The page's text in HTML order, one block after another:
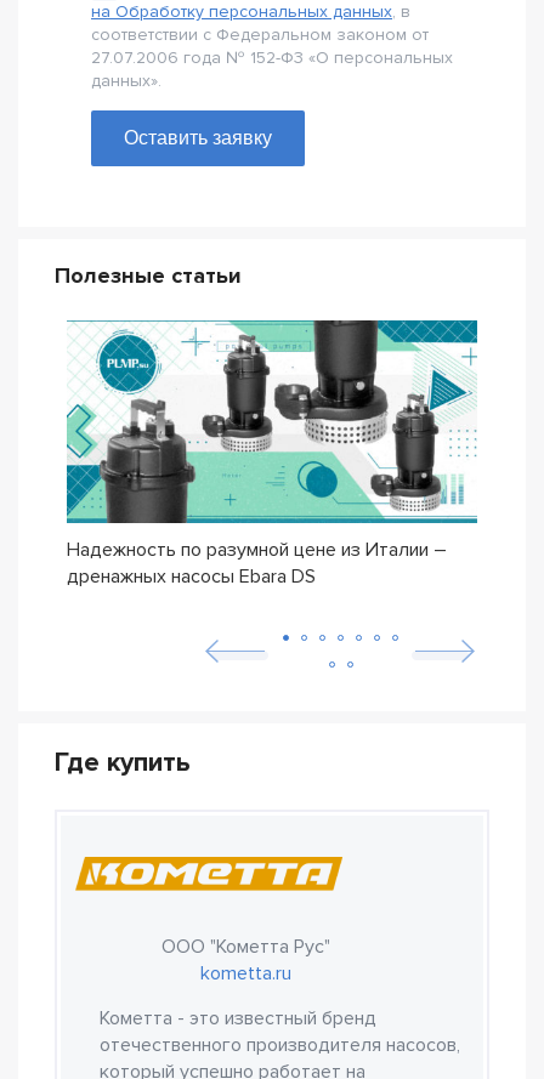
на Обработку персональных данных, в
соответствии с Федеральном законом от
27.07.2006 года № 152-Ф3 «О персональных
данных».
Оставить заявку
Полезные статьи
Надежность по разумной цене из Италии –
дренажных насосы Ebara DS
Где купить
ООО "Кометта Рус"
kometta.ru
Кометта - это известный бренд
отечественного производителя насосов,
который успешно работает на